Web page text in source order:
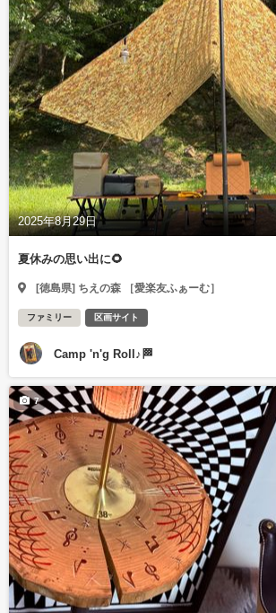
2025年8月29日
夏休みの思い出に🌻
[徳島県] ちえの森 ［愛楽友ふぁーむ］
ファミリー 区画サイト
Camp 'n'g Roll♪🏁
7